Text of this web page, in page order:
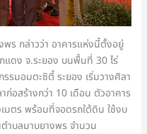
ร กล่าวว่า อาคารแห่งนี้ตั้งอยู่
ดง จ.ระยอง บนพื้นที่ 30 ไร่
รมอมตะซิตี้ ระยอง เริ่มวางศิลา
ก่อสร้างกว่า 10 เดือน ตัวอาคาร
มตร พร้อมที่จอดรถใต้ดิน ใช้งบ
ำบลมาบยางพร จำนวน